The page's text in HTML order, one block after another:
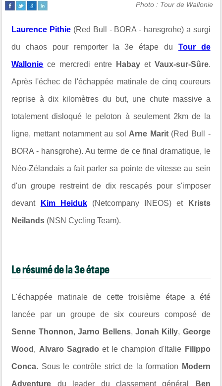
Photo : Tour de Wallonie
Laurence Pithie (Red Bull - BORA - hansgrohe) a surgi
du chaos pour remporter la 3e étape du Tour de
Wallonie ce mercredi entre Habay et Vaux-sur-Sûre.
Après l'échec de l'échappée matinale de cinq coureurs
reprise à dix kilomètres du but, une chute massive a
totalement disloqué le peloton à seulement 2km de la
ligne, mettant notamment au sol Arne Marit (Red Bull -
BORA - hansgrohe). Au terme de ce final dramatique, le
Néo-Zélandais a fait parler sa pointe de vitesse au sein
d'un groupe restreint de dix rescapés pour s'imposer
devant Kim Heiduk(Netcompany INEOS) et Krists
Neilands (NSN Cycling Team).
Le résumé de la 3e étape
L'échappée matinale de cette troisième étape a été
lancée par un groupe de six coureurs composé de
Senne Thonnon,Jarno Bellens, Jonah Killy, George
Wood , Alvaro Sagrado et le champion d'Italie Filippo
Conca. Sous le contrôle strict de la formation Modern
Adventure du leader du classement général Ben